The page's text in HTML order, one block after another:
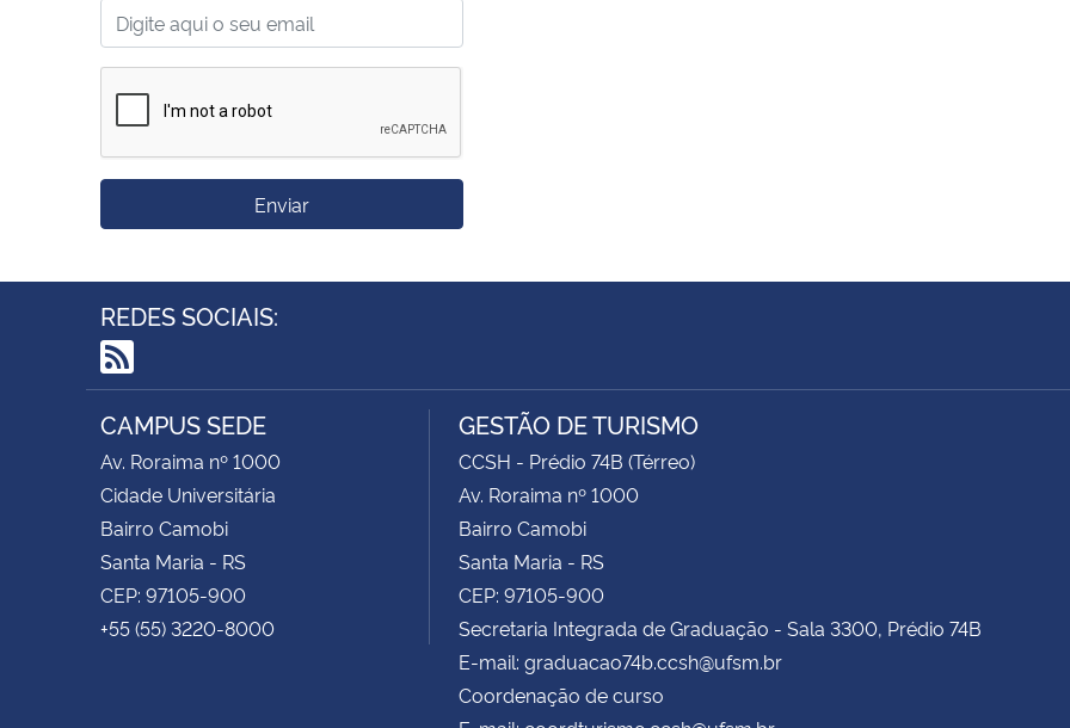
Enviar
REDES SOCIAIS:
RSS
CAMPUS SEDE
Av. Roraima nº 1000
Cidade Universitária
Bairro Camobi
Santa Maria - RS
CEP: 97105-900
+55 (55) 3220-8000
GESTÃO DE TURISMO
CCSH - Prédio 74B (Térreo)
Av. Roraima nº 1000
Bairro Camobi
Santa Maria - RS
CEP: 97105-900
Secretaria Integrada de Graduação - Sala 3300, Prédio 74B
E-mail: graduacao74b.ccsh@ufsm.br
Coordenação de curso